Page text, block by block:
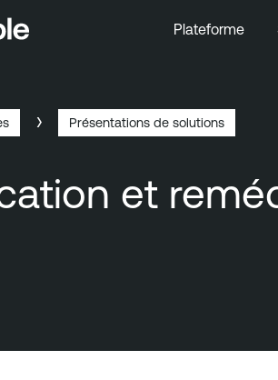
Plateforme
Présentations de solutions
et